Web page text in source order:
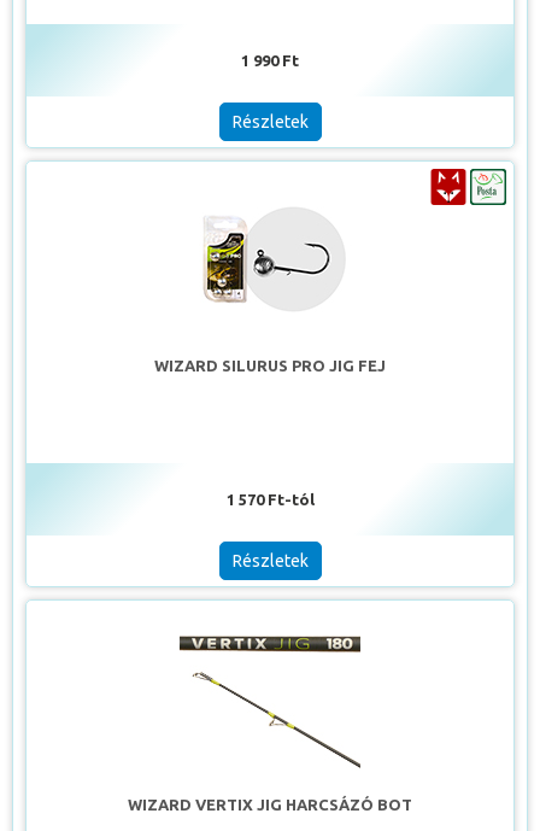
1 990 Ft
Részletek
WIZARD SILURUS PRO JIG FEJ
1 570 Ft-tól
Részletek
WIZARD VERTIX JIG HARCSÁZÓ BOT